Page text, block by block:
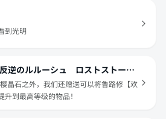
到光明
コードギアス 反逆のルルーシュ ロストストーリーズ
晶石之外，我们还赠送可以将鲁路修【欢
到最高等级的物品！